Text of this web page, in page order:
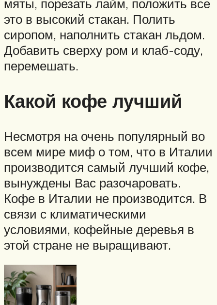
мяты, порезать лайм, положить все
это в высокий стакан. Полить
сиропом, наполнить стакан льдом.
Добавить сверху ром и клаб-соду,
перемешать.
Какой кофе лучший
Несмотря на очень популярный во
всем мире миф о том, что в Италии
производится самый лучший кофе,
вынуждены Вас разочаровать.
Кофе в Италии не производится. В
связи с климатическими
условиями, кофейные деревья в
этой стране не выращивают.